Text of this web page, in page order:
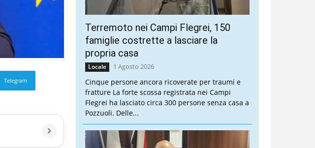
Telegram
Terremoto nei Campi Flegrei, 150
famiglie costrette a lasciare la
propria casa
Locale 1 Agosto 2026
Cinque persone ancora ricoverate per traumi e
fratture La forte scossa registrata nei Campi
Flegrei ha lasciato circa 300 persone senza casa a
Pozzuoli. Delle...